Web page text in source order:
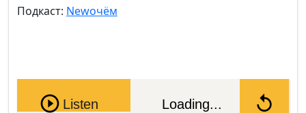
Подкаст: Newочём
Pause
Listen Loading...